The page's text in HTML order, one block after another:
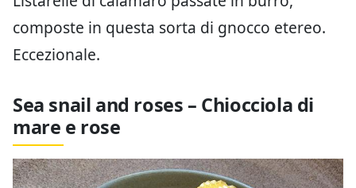
composte in questa sorta di gnocco etereo.
Eccezionale.
Sea snail and roses – Chiocciola di
mare e rose